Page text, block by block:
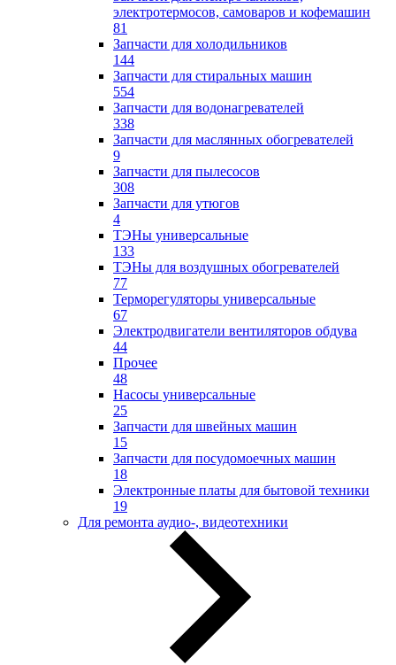
электротермосов, самоваров и кофемашин
81
Запчасти для холодильников
144
Запчасти для стиральных машин
554
Запчасти для водонагревателей
338
Запчасти для маслянных обогревателей
9
Запчасти для пылесосов
308
Запчасти для утюгов
4
ТЭНы универсальные
133
ТЭНы для воздушных обогревателей
77
Терморегуляторы универсальные
67
Электродвигатели вентиляторов обдува
44
Прочее
48
Насосы универсальные
25
Запчасти для швейных машин
15
Запчасти для посудомоечных машин
18
Электронные платы для бытовой техники
19
Для ремонта аудио-, видеотехники